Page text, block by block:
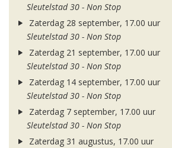
Sleutelstad 30 - Non Stop
Zaterdag 28 september, 17.00 uur
Sleutelstad 30 - Non Stop
Zaterdag 21 september, 17.00 uur
Sleutelstad 30 - Non Stop
Zaterdag 14 september, 17.00 uur
Sleutelstad 30 - Non Stop
Zaterdag 7 september, 17.00 uur
Sleutelstad 30 - Non Stop
Zaterdag 31 augustus, 17.00 uur